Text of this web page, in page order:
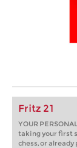
Fritz 21
YOUR
taking your first
chess, or